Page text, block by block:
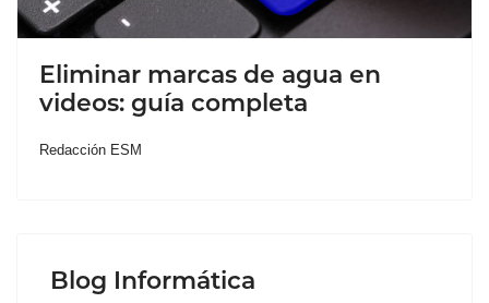
Eliminar marcas de agua en
videos: guía completa
Redacción ESM
Blog Informática